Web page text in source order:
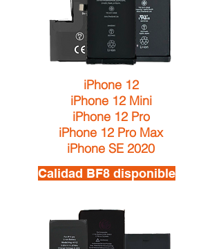
iPhone 12
iPhone 12 Mini
iPhone 12 Pro
iPhone 12 Pro Max
iPhone SE 2020
Calidad BF8 disponible